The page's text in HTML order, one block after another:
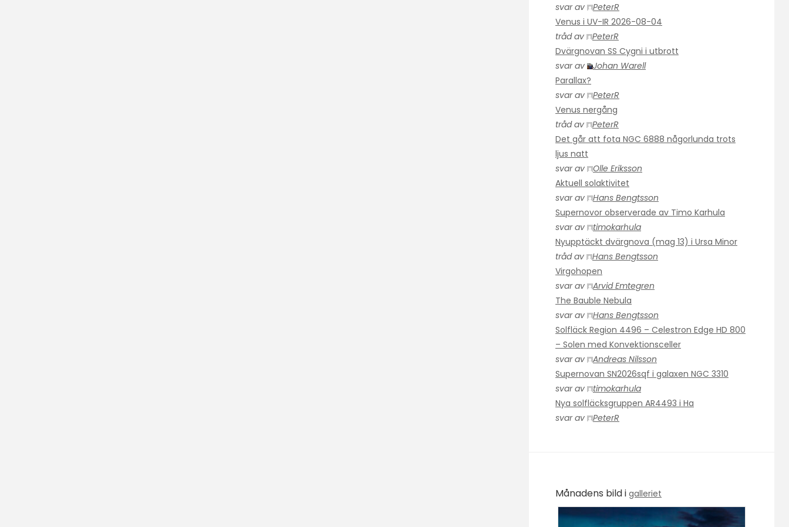
svar av
PeterR
Venus i UV-IR 2026-08-04
tråd av
PeterR
Dvärgnovan SS Cygni i utbrott
svar av
Johan Warell
Parallax?
svar av
PeterR
Venus nergång
tråd av
PeterR
Det går att fota NGC 6888 någorlunda trots
ljus natt
svar av
Olle Eriksson
Aktuell solaktivitet
svar av
Hans Bengtsson
Supernovor observerade av Timo Karhula
svar av
timokarhula
Nyupptäckt dvärgnova (mag 13) i Ursa Minor
tråd av
Hans Bengtsson
Virgohopen
svar av
Arvid Emtegren
The Bauble Nebula
svar av
Hans Bengtsson
Solfläck Region 4496 – Celestron Edge HD 800
– Solen med Konvektionsceller
svar av
Andreas Nilsson
Supernovan SN2026sqf i galaxen NGC 3310
svar av
timokarhula
Nya solfläcksgruppen AR4493 i Ha
svar av
PeterR
Månadens bild i galleriet